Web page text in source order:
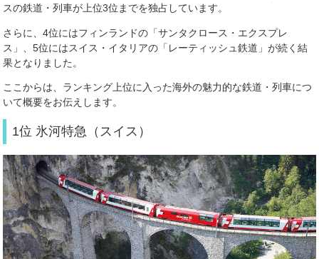
スの鉄道・列車が上位3位までを独占しています。
さらに、4位にはフィンランドの「サンタクロース・エクスプレ
ス」、5位にはスイス・イタリアの「レーティッシュ鉄道」が続く結
果となりました。
ここからは、ランキング上位に入った海外の魅力的な鉄道・列車につ
いて概要をお伝えします。
1位 氷河特急（スイス）